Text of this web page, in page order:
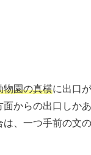
物園の真横に出口
面からの出口しか
は、一つ手前の文